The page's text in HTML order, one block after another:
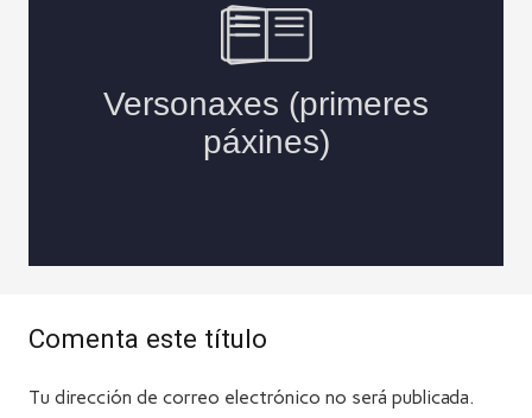
Comenta este título
Tu dirección de correo electrónico no será publicada.